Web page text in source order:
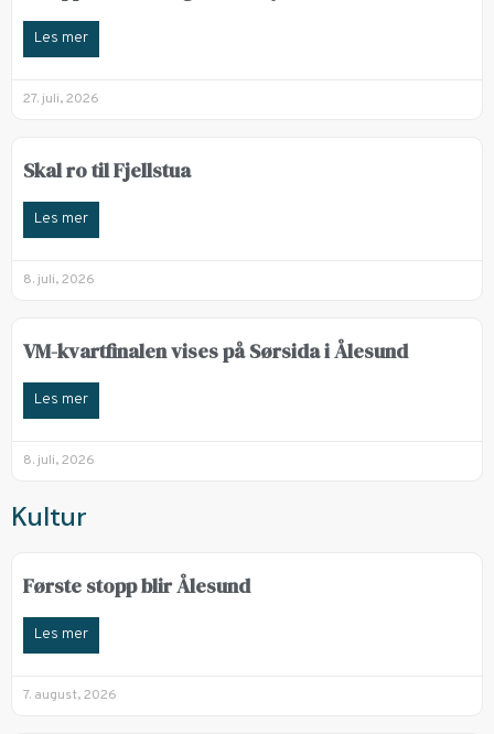
Les mer
27. juli, 2026
Skal ro til Fjellstua
Les mer
8. juli, 2026
VM-kvartfinalen vises på Sørsida i Ålesund
Les mer
8. juli, 2026
Kultur
Første stopp blir Ålesund
Les mer
7. august, 2026